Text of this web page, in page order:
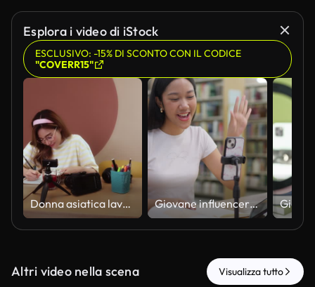
Esplora i video di iStock
ESCLUSIVO: -15% DI SCONTO CON IL CODICE
"COVERR15"
Donna asiatica lavora da casa Giovane influencer felice che usa il suo telefono per connettersi e parlare con il suo pubblico attraverso il suo canale online
Altri video nella scena Visualizza tutto